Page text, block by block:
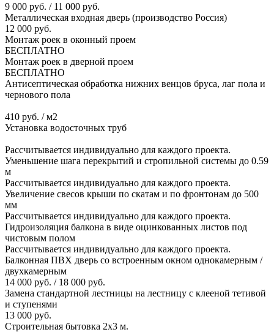
9 000 руб. / 11 000 руб.
Металлическая входная дверь (производство Россия)
12 000 руб.
Монтаж роек в оконный проем
БЕСПЛАТНО
Монтаж роек в дверной проем
БЕСПЛАТНО
Антисептическая обработка нижних венцов бруса, лаг пола и
чернового пола
410 руб. / м2
Установка водосточных труб
Рассчитывается индивидуально для каждого проекта.
Уменьшение шага перекрытий и стропильной системы до 0.59
м
Рассчитывается индивидуально для каждого проекта.
Увеличение свесов крыши по скатам и по фронтонам до 500
мм
Рассчитывается индивидуально для каждого проекта.
Гидроизоляция балкона в виде оцинкованных листов под
чистовым полом
Рассчитывается индивидуально для каждого проекта.
Балконная ПВХ дверь со встроенным окном однокамерным /
двухкамерным
14 000 руб. / 18 000 руб.
Замена стандартной лестницы на лестницу с клееной тетивой
и ступенями
13 000 руб.
Строительная бытовка 2х3 м.